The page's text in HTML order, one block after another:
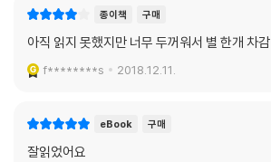
종이책 구매
아직 읽지 못했지만 너무 두꺼워서 별 한개 차감
f********s 2018.12.11.
eBook 구매
잘읽었어요